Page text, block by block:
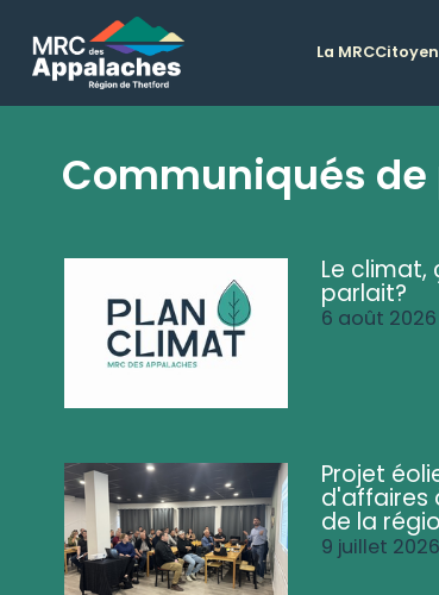
La MRC
Communiqués de
Le climat,
parlait?
6 août 2026
Projet
d'affaires
de la
9 juillet 2026